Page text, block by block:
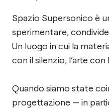
Spazio Supersonico è
sperimentare,
Un luogo in cui la
con il silenzio, l’arte
Quando siamo state
progettazione — in